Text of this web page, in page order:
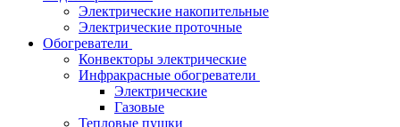
Электрические накопительные
Электрические проточные
Обогреватели
Конвекторы электрические
Инфракрасные обогреватели
Электрические
Газовые
Тепловые пушки